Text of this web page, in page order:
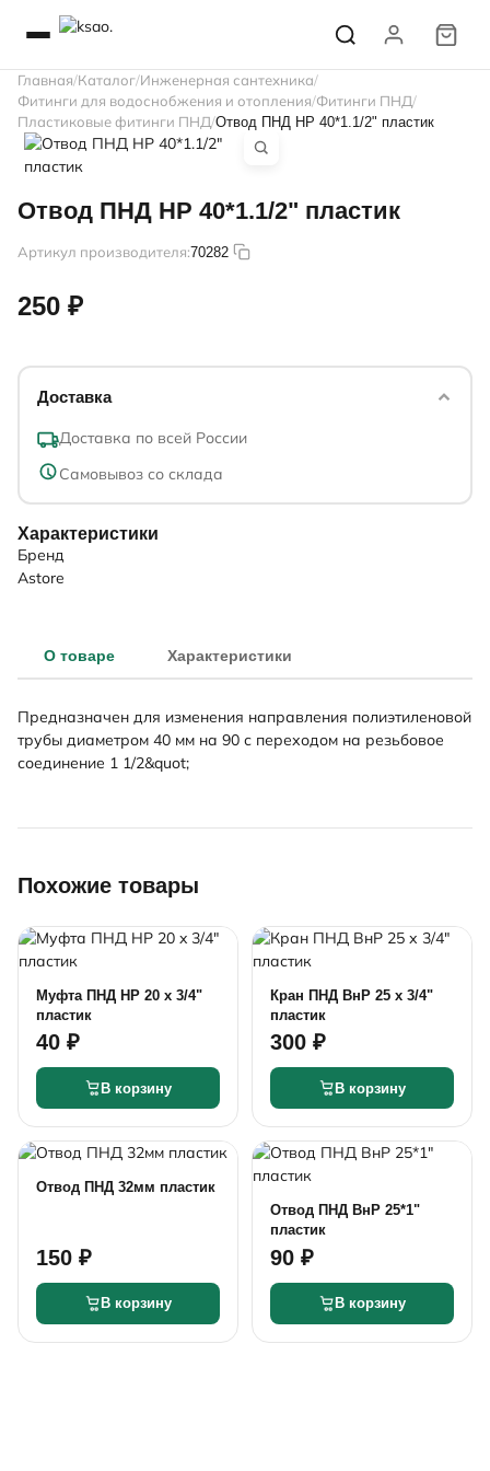
Главная Каталог Инженерная сантехника
Фитинги для водоснобжения и отопления Фитинги ПНД
Пластиковые фитинги ПНД Отвод ПНД НР 40*1.1/2" пластик
Отвод ПНД НР 40*1.1/2" пластик
Артикул производителя:70282
250 ₽
Доставка
Доставка по всей России
Самовывоз со склада
Характеристики
Бренд
Astore
О товаре Характеристики
Предназначен для изменения направления полиэтиленовой
трубы диаметром 40 мм на 90 с переходом на резьбовое
соединение 1 1/2&quot;
Похожие товары
Муфта ПНД НР 20 x 3/4"
пластик
40 ₽
В корзину
Кран ПНД ВнР 25 х 3/4"
пластик
300 ₽
В корзину
Отвод ПНД 32мм пластик
150 ₽
В корзину
Отвод ПНД ВнР 25*1"
пластик
90 ₽
В корзину